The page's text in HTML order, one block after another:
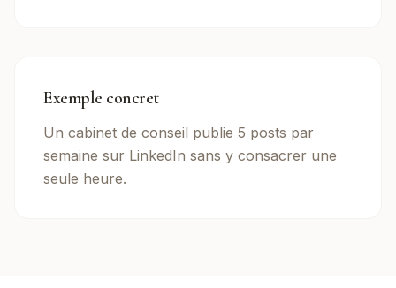
Exemple concret
Un cabinet de conseil publie 5 posts par
semaine sur LinkedIn sans y consacrer une
seule heure.